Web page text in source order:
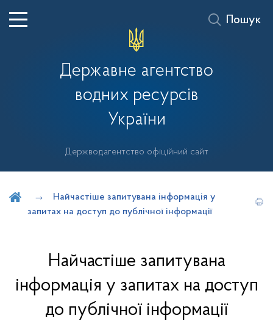
Державне агентство
водних ресурсів
України
Держводагентство офіційний сайт
Пошук
Найчастіше запитувана інформація у
запитах на доступ до публічної інформації
Найчастіше запитувана
інформація у запитах на доступ
до публічної інформації